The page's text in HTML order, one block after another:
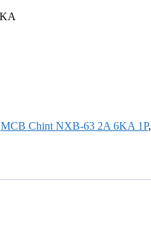
MCB Chint NXB-63 2A 6KA 1P,